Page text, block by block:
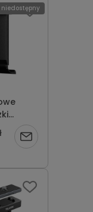
dostępności
Powiadom
dostępności